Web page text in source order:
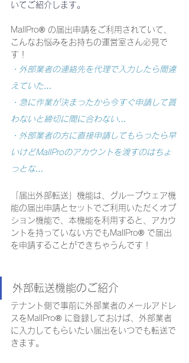
いてご紹介します。
MallPro® の届出申請をご利用されていて、
こんなお悩みをお持ちの運営室さん必見で
す！
・外部業者の連絡先を代理で入力したら間違
えていた…
・急に作業が決まったから今すぐ申請して貰
わないと締切に間に合わない…
・外部業者の方に直接申請してもらったら早
いけどMallProのアカウントを渡すのはちょ
っとな…
「届出外部転送」機能は、グループウェア機
能の届出申請とセットでご利用いただくオプ
ション機能で、本機能を利用すると、アカウ
ントを持っていない方でもMallPro® で届出
を申請することができちゃうんです！
外部転送機能のご紹介
テナント側で事前に外部業者のメールアドレ
スをMallPro® に登録しておけば、外部業者
に入力してもらいたい届出をいつでも転送で
きます。